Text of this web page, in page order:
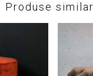
Produse